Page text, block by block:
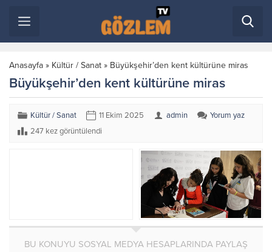
Anasayfa » Kültür / Sanat » Büyükşehir’den kent kültürüne miras
Büyükşehir’den kent kültürüne miras
Kültür / Sanat 11 Ekim 2025 admin
Yorum yaz
247 kez görüntülendi
BU KONUYU SOSYAL MEDYA HESAPLARINDA PAYLAŞ